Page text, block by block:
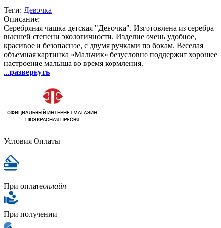
Теги: Девочка
Описание:
Серебряная чашка детская "Девочка". Изготовлена из серебра
высшей степени экологичности. Изделие очень удобное,
красивое и безопасное, с двумя ручками по бокам. Веселая
объемная картинка «Мальчик» безусловно поддержит хорошее
настроение малыша во время кормления.
...развернуть
Условия Оплаты
При оплатеонлайн
При получении